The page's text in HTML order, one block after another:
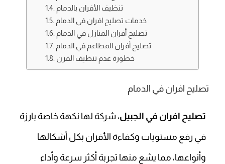
تنظيف الأفران بالدمام
خدمات تصليح افران في الدمام
تصليح أفران المنازل في الدمام
تصليح أفران المطاعم في الدمام
خطورة عدم تنظيف الفرن
تصليح افران في الدمام
تصليح افران في الجبيل، شركة لها نكهة خاصة بارزة
في رفع مستويات وكفاءة الأفران بكل أشكالها
وأنواعها، مما يشع منها تجربة أكثر سرعة وأداء